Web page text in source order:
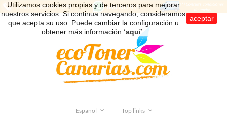
Utilizamos cookies propias y de terceros para mejorar
nuestros servicios. Si continua navegando, consideramos
que acepta su uso. Puede cambiar la configuración u
obtener más información ‘aquí’.
aceptar
Español Top links